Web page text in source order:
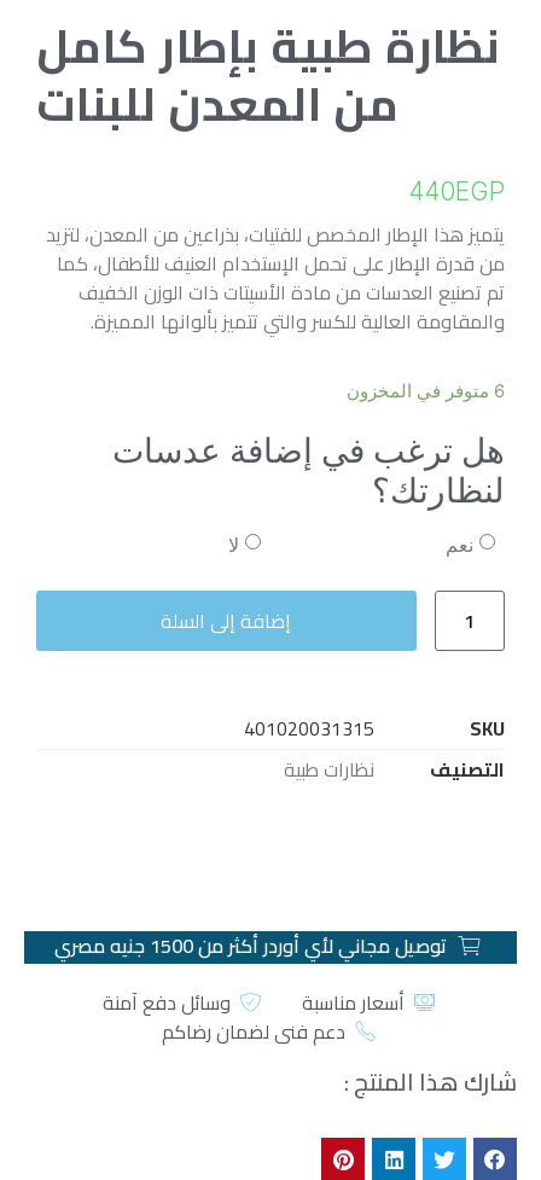
نظارة طبية بإطار كامل
من المعدن للبنات
440EGP
يتميز هذا الإطار المخصص للفتيات، بذراعين من المعدن، لتزيد
من قدرة الإطار على تحمل الإستخدام العنيف للأطفال، كما
تم تصنيع العدسات من مادة الأسيتات ذات الوزن الخفيف
والمقاومة العالية للكسر والتي تتميز بألوانها المميزة.
6 متوفر في المخزون
هل ترغب في إضافة عدسات
لنظارتك؟
لا نعم
إضافة إلى السلة
SKU
401020031315
التصنيف
نظارات طبية
توصيل مجاني لأي أوردر أكثر من 1500 جنيه مصري
أسعار مناسبة
وسائل دفع آمنة
دعم فني لضمان رضاكم
شارك هذا المنتج :